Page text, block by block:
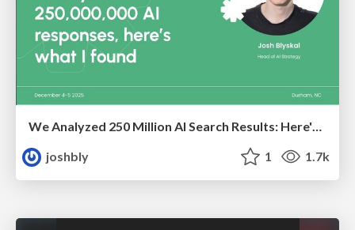
We Analyzed 250 Million AI Search Results: Here's What I Found
joshbly
1 1.7k